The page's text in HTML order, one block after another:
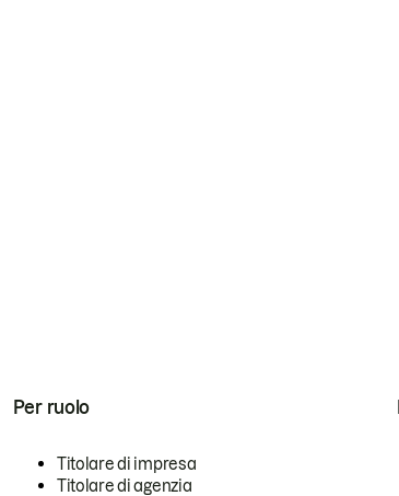
Per ruolo
Titolare di impresa
Titolare di agenzia